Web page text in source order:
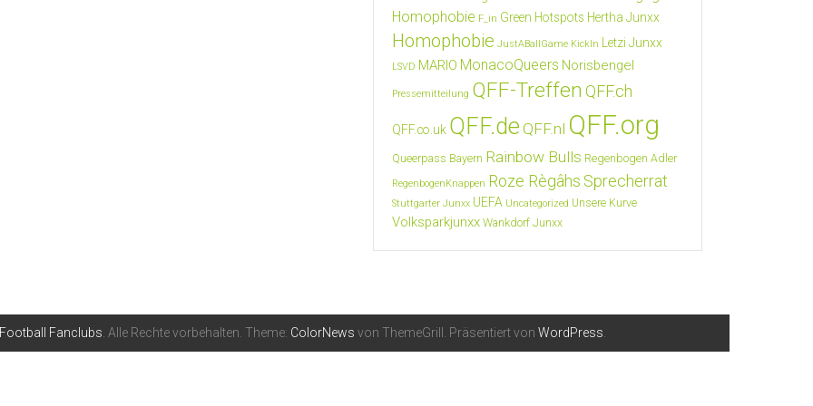
Homophobie F_in Green Hotspots Hertha Junxx
Homophobie JustABallGame KickIn Letzi Junxx
LSVD MARIO MonacoQueers Norisbengel
Pressemitteilung QFF-Treffen QFF.ch
QFF.co.uk QFF.de QFF.nl QFF.org
Queerpass Bayern Rainbow Bulls Regenbogen Adler
RegenbogenKnappen Roze Règâhs Sprecherrat
Stuttgarter Junxx UEFA Uncategorized Unsere Kurve
Volksparkjunxx Wankdorf Junxx
Fanclubs . Alle Rechte vorbehalten. Theme: ColorNews von ThemeGrill. Präsentiert von WordPress